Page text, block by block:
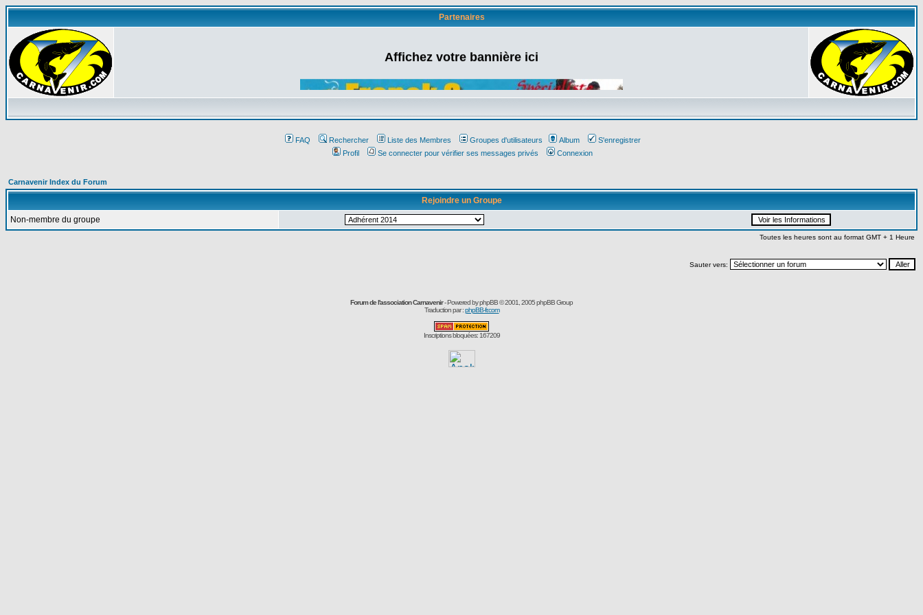
Partenaires
Affichez votre bannière ici
FAQ Rechercher Liste des Membres Groupes d'utilisateurs Album
S'enregistrer
Profil
Se connecter pour vérifier ses messages privés Connexion
Carnavenir Index du Forum
Rejoindre un Groupe
Non-membre du groupe
Toutes les heures sont au format GMT + 1 Heure
Sauter vers:
Forum de l'association Carnavenir- Powered byphpBB© 2001, 2005 phpBB Group
Traduction par :phpBB-fr.com
Inscriptions bloquées: 167209